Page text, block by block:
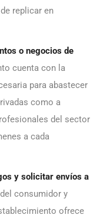
replicar en
o negocios de
cuenta con la
para abastecer
como a
del sector
a cada
y solicitar envíos a
consumidor y
ofrece